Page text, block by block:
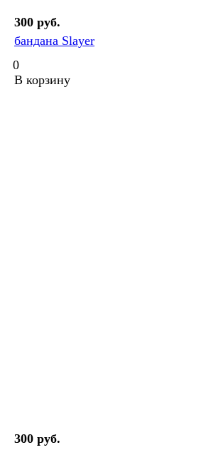
300 руб.
бандана Slayer
0
В корзину
300 руб.